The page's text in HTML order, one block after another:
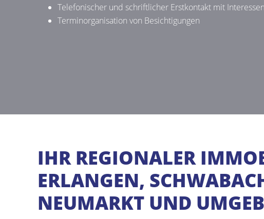
Telefonischer und schriftlicher Erstkontakt mit
Terminorganisation von Besichtigungen
IHR REGIONALER
ERLANGEN,
NEUMARKT UND